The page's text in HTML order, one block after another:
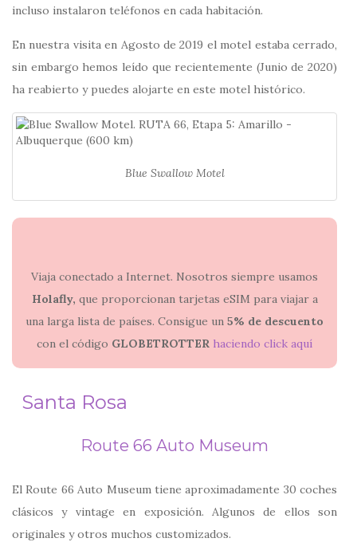
incluso instalaron teléfonos en cada habitación.
En nuestra visita en Agosto de 2019 el motel estaba cerrado,
sin embargo hemos leído que recientemente (Junio de 2020)
ha reabierto y puedes alojarte en este motel histórico.
Blue Swallow Motel
Viaja conectado a Internet. Nosotros siempre usamos
Holafly, que proporcionan tarjetas eSIM para viajar a
una larga lista de países. Consigue un 5% de descuento
con el código GLOBETROTTER haciendo click aquí
Santa Rosa
Route 66 Auto Museum
El Route 66 Auto Museum tiene aproximadamente 30 coches
clásicos y vintage en exposición. Algunos de ellos son
originales y otros muchos customizados.